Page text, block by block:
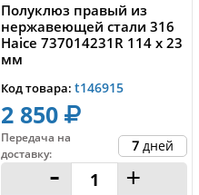
Полуклюз правый из
нержавеющей стали 316
Haice 737014231R 114 x 23
мм
Код товара: t146915
2 850
Передача на
доставку: 7 дней
- +